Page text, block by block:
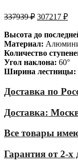
337939₽ 307217 ₽
Высота до
Материал:
Количество
Угол наклона: 60°
Ширина лестницы:
Доставка по
Доставка:
Все товары
Гарантия от 2-х